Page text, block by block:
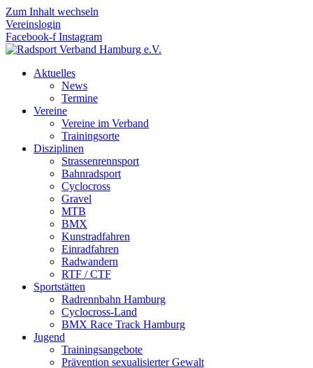
Zum Inhalt wechseln
Vereinslogin
Facebook-f Instagram
Aktuelles
News
Termine
Vereine
Vereine im Verband
Trainingsorte
Disziplinen
Strassen­rennsport
Bahnrad­sport
Cyclocross
Gravel
MTB
BMX
Kunstradfahren
Einradfahren
Radwandern
RTF / CTF
Sportstätten
Radrennbahn Hamburg
Cyclocross-Land
BMX Race Track Hamburg
Jugend
Trainingsangebote
Prävention sexualisierter Gewalt